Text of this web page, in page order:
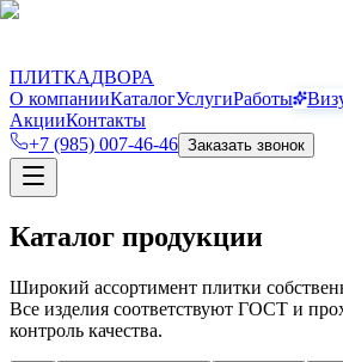
ПЛИТКАДВОРА
О компанииКаталогУслугиРаботы
АкцииКонтакты
+7 (985) 007-46-46 Заказать звонок
Каталог продукции
Широкий ассортимент плитки
Все изделия соответствуют ГОСТ и
контроль качества.